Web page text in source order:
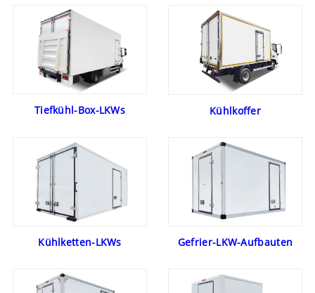
Tiefkühl-Box-LKWs Kühlkoffer
Kühlketten-LKWs Gefrier-LKW-Aufbauten